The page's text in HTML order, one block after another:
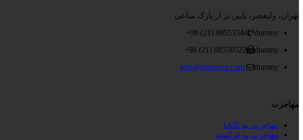
تهران، ولیعصر، پایین تر از پارک ساعی
dummy
88553344 (21) 98+
dummy
88550522 (21) 98+
dummy
info@immiyou.com
مهاجرت
مهاجرت به کانادا
مهاجرت به فرانسه